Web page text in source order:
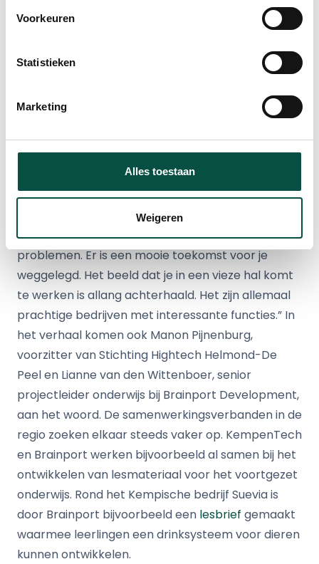
Voorkeuren
Statistieken
Marketing
Alles toestaan
Weigeren
hoofdredacteur van
leidt het
zetten techniekonderwijs
nog beter op de kaart’
Innovation Origins interviewde Stefan Slenders
vast al over de samenwerking tussen bedrijfsleven
en onderwijs. Daarin vertelt hij onder andere: “Als je
in de techniek werkt, draag je bij aan het vinden
van oplossingen voor maatschappelijke
problemen. Er is een mooie toekomst voor je
weggelegd. Het beeld dat je in een vieze hal komt
te werken is allang achterhaald. Het zijn allemaal
prachtige bedrijven met interessante functies.” In
het verhaal komen ook Manon Pijnenburg,
voorzitter van Stichting Hightech Helmond-De
Peel en Lianne van den Wittenboer, senior
projectleider onderwijs bij Brainport Development,
aan het woord. De samenwerkingsverbanden in de
regio zoeken elkaar steeds vaker op. KempenTech
en Brainport werken bijvoorbeeld al samen bij het
ontwikkelen van lesmateriaal voor het voortgezet
onderwijs. Rond het Kempische bedrijf Suevia is
door Brainport bijvoorbeeld een lesbrief gemaakt
waarmee leerlingen een drinksysteem voor dieren
kunnen ontwikkelen.